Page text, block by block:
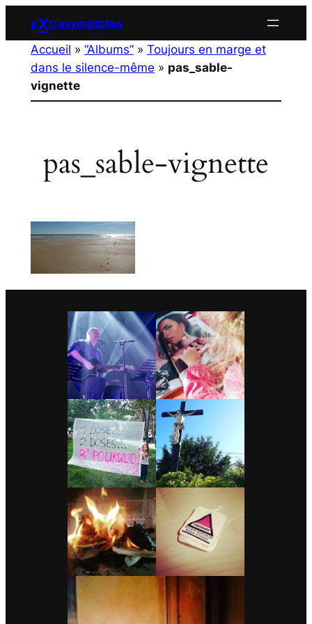
contenu
eXtrasymptotes
Accueil » “Albums”» Toujours en marge et
dans le silence-même » pas_sable-
vignette
pas_sable-vignette